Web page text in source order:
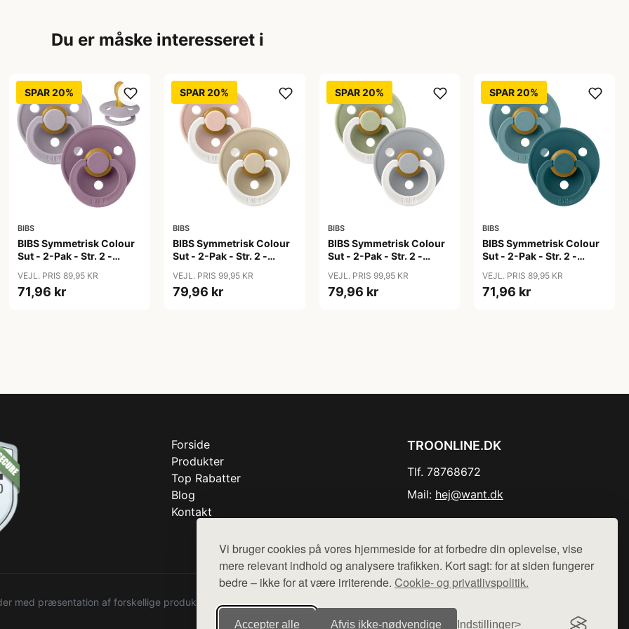
Vi bruger cookies på vores hjemmeside for at forbedre din oplevelse, vise
mere relevant indhold og analysere trafikken. Kort sagt: for at siden fungerer
bedre – ikke for at være irriterende. Cookie- og privatlivspolitik.
Accepter alle Afvis ikke‑nødvendige Indstillinger
Du er måske interesseret i
SPAR 20%
BIBS
BIBS Symmetrisk Colour
Sut - 2-Pak - Str. 2 -
Grey/Mauve
VEJL. PRIS 89,95 KR
71,96 kr
SPAR 20%
BIBS
BIBS Symmetrisk Colour
Sut - 2-Pak - Str. 2 -
Blush/Vanilla
VEJL. PRIS 99,95 KR
79,96 kr
SPAR 20%
BIBS
BIBS Symmetrisk Colour
Sut - 2-Pak - Str. 2 -
Sage/Cloud
VEJL. PRIS 99,95 KR
79,96 kr
SPAR 20%
BIBS
BIBS Symmetrisk Colour
Sut - 2-Pak - Str. 2 -
Sea/Forest Lake
VEJL. PRIS 89,95 KR
71,96 kr
Forside
Produkter
Top Rabatter
Blog
Kontakt
TROONLINE.DK
Tlf. 78768672
Mail: hej@want.dk
med præsentation af forskellige produkter fra diverse webshops. Der sælges ikke varer fra denne side - vi henviser til de shops,